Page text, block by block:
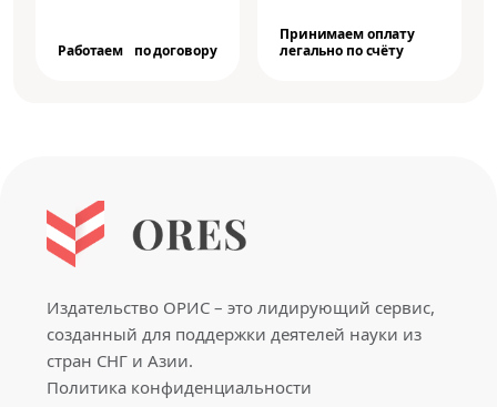
Работаем по договору
Принимаем оплату
легально по счёту
Издательство ОРИС – это лидирующий сервис,
созданный для поддержки деятелей науки из
стран СНГ и Азии.
Политика конфиденциальности